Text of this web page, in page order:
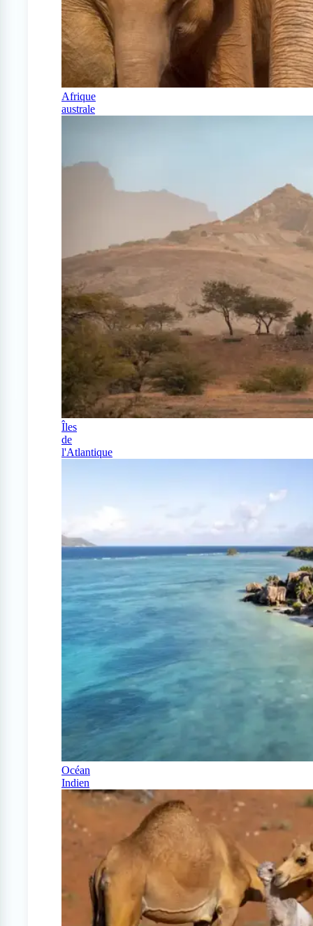
Afrique
australe
Îles
de
l'Atlantique
Océan
Indien